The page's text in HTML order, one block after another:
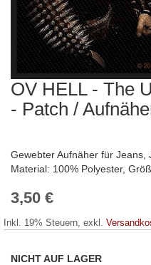
OV HELL - The
- Patch /
Gewebter Aufnäher für Jeans,
Material: 100% Polyester,
3,50 €
Inkl. 19% Steuern, exkl.
NICHT AUF LAGER
Zum
der